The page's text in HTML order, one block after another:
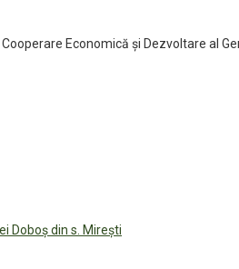
Economică și Dezvoltare al
Doboș din s. Mirești